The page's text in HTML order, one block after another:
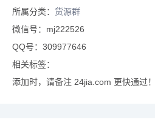
所属分类： 货源群
微信号：mj222526
QQ号：309977646
相关标签：
添加时，请备注 24jia.com 更快通过！